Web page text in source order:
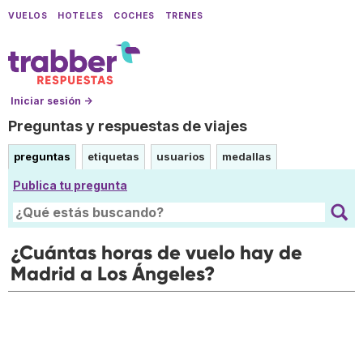
VUELOS HOTELES COCHES TRENES
Iniciar sesión →
Preguntas y respuestas de viajes
preguntas etiquetas usuarios medallas
Publica tu pregunta
¿Cuántas horas de vuelo hay de
Madrid a Los Ángeles?